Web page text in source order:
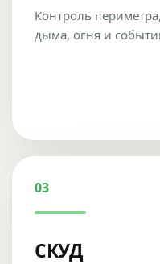
Контроль
дыма, огня и
03
СКУД